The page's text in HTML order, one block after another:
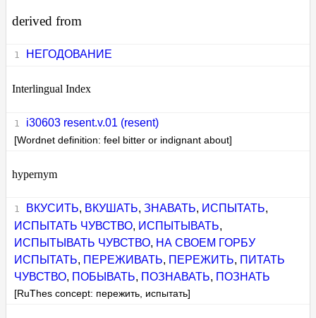
derived from
НЕГОДОВАНИЕ
Interlingual Index
i30603 resent.v.01 (resent)
[Wordnet definition: feel bitter or indignant about]
hypernym
ВКУСИТЬ, ВКУШАТЬ, ЗНАВАТЬ, ИСПЫТАТЬ,
ИСПЫТАТЬ ЧУВСТВО, ИСПЫТЫВАТЬ,
ИСПЫТЫВАТЬ ЧУВСТВО, НА СВОЕМ ГОРБУ
ИСПЫТАТЬ, ПЕРЕЖИВАТЬ, ПЕРЕЖИТЬ, ПИТАТЬ
ЧУВСТВО, ПОБЫВАТЬ, ПОЗНАВАТЬ, ПОЗНАТЬ
[RuThes concept: пережить, испытать]